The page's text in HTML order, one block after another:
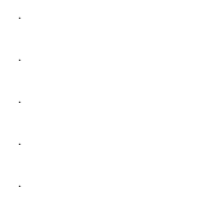
.
.
.
.
.